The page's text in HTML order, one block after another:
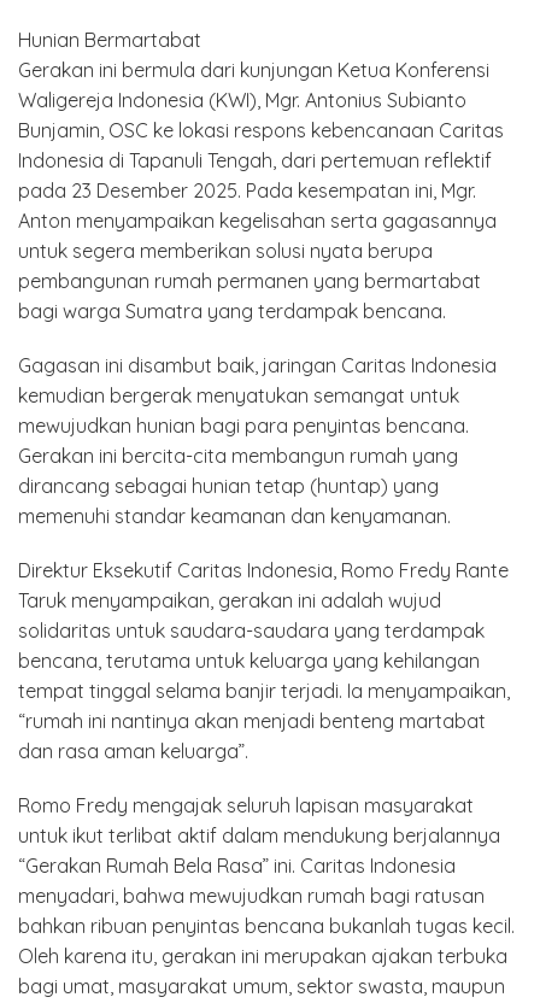
Hunian Bermartabat
Gerakan ini bermula dari kunjungan Ketua Konferensi
Waligereja Indonesia (KWI), Mgr. Antonius Subianto
Bunjamin, OSC ke lokasi respons kebencanaan Caritas
Indonesia di Tapanuli Tengah, dari pertemuan reflektif
pada 23 Desember 2025. Pada kesempatan ini, Mgr.
Anton menyampaikan kegelisahan serta gagasannya
untuk segera memberikan solusi nyata berupa
pembangunan rumah permanen yang bermartabat
bagi warga Sumatra yang terdampak bencana.
Gagasan ini disambut baik, jaringan Caritas Indonesia
kemudian bergerak menyatukan semangat untuk
mewujudkan hunian bagi para penyintas bencana.
Gerakan ini bercita-cita membangun rumah yang
dirancang sebagai hunian tetap (huntap) yang
memenuhi standar keamanan dan kenyamanan.
Direktur Eksekutif Caritas Indonesia, Romo Fredy Rante
Taruk menyampaikan, gerakan ini adalah wujud
solidaritas untuk saudara-saudara yang terdampak
bencana, terutama untuk keluarga yang kehilangan
tempat tinggal selama banjir terjadi. Ia menyampaikan,
“rumah ini nantinya akan menjadi benteng martabat
dan rasa aman keluarga”.
Romo Fredy mengajak seluruh lapisan masyarakat
untuk ikut terlibat aktif dalam mendukung berjalannya
“Gerakan Rumah Bela Rasa” ini. Caritas Indonesia
menyadari, bahwa mewujudkan rumah bagi ratusan
bahkan ribuan penyintas bencana bukanlah tugas kecil.
Oleh karena itu, gerakan ini merupakan ajakan terbuka
bagi umat, masyarakat umum, sektor swasta, maupun